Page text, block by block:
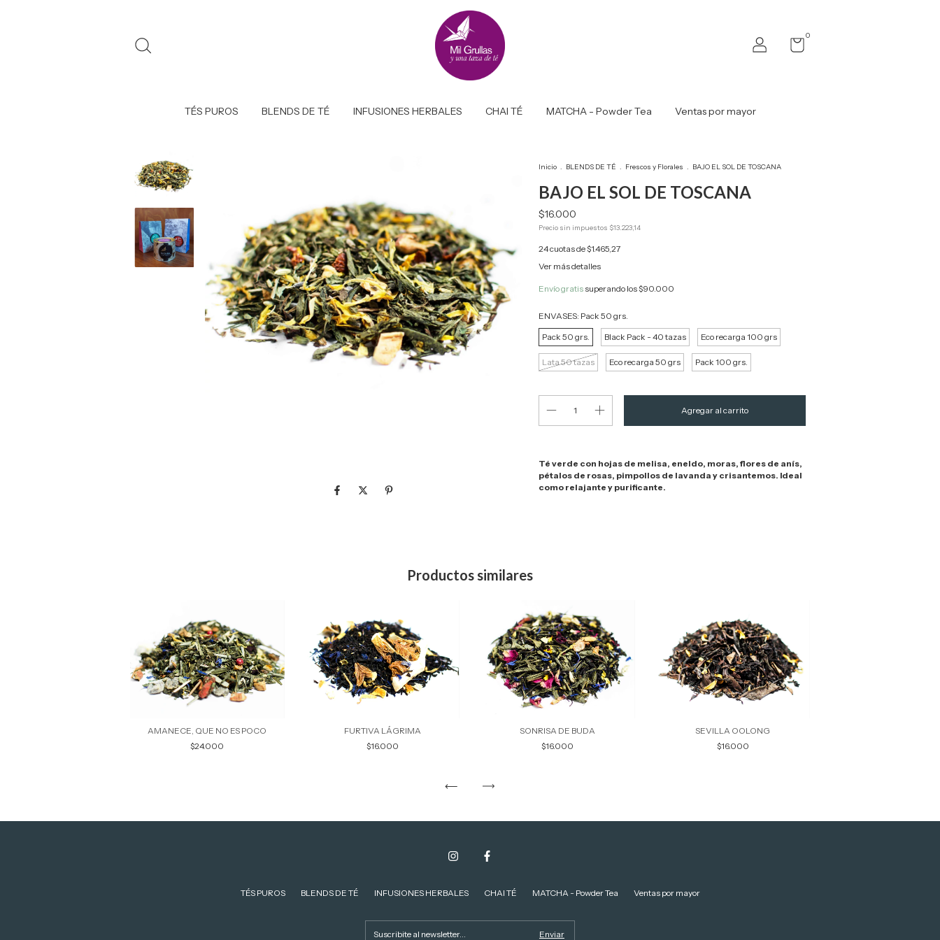
0
TÉS PUROS BLENDS DE TÉ INFUSIONES HERBALES CHAI TÉ MATCHA - Powder Tea Ventas por mayor
Inicio . BLENDS DE TÉ . Frescos y Florales . BAJO EL SOL DE TOSCANA
BAJO EL SOL DE TOSCANA
$16.000
Precio sin impuestos $13.223,14
24cuotas de$1.465,27
Ver más detalles
Envío gratis superando los$90.000
ENVASES: Pack 50 grs.
Pack 50 grs.
Black Pack - 40 tazas Eco recarga 100 grs
Lata 50 tazas Eco recarga 50 grs Pack 100 grs.
Té verde con hojas de melisa, eneldo, moras, flores de anís,
pétalos de rosas, pimpollos de lavanda y crisantemos. Ideal
como relajante y purificante.
Productos similares
AMANECE, QUE NO ES POCO
$24.000
FURTIVA LÁGRIMA
$16.000
SONRISA DE BUDA
$16.000
SEVILLA OOLONG
$16.000
TÉS PUROS BLENDS DE TÉ INFUSIONES HERBALES CHAI TÉ MATCHA - Powder Tea Ventas por mayor